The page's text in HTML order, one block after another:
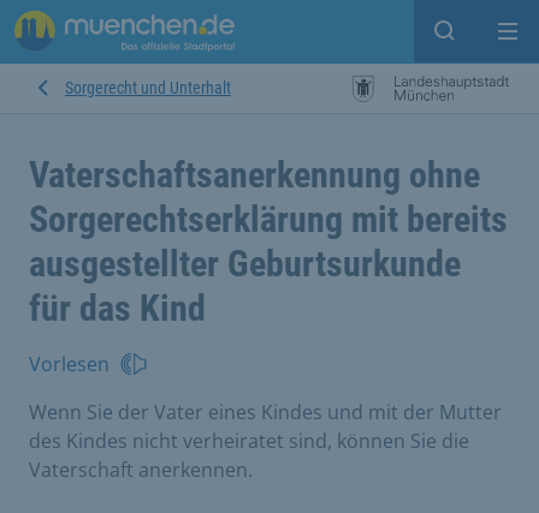
Suche
Sorgerecht und Unterhalt
Vaterschaftsanerkennung ohne
Sorgerechtserklärung mit bereits
ausgestellter Geburtsurkunde
für das Kind
Vorlesen
Wenn Sie der Vater eines Kindes und mit der Mutter
des Kindes nicht verheiratet sind, können Sie die
Vaterschaft anerkennen.